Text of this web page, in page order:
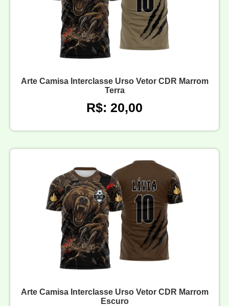
Arte Camisa Interclasse Urso Vetor CDR Marrom
Terra
R$: 20,00
Arte Camisa Interclasse Urso Vetor CDR Marrom
Escuro